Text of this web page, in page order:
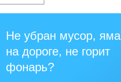
Не убран мусор, яма
на дороге, не горит
фонарь?